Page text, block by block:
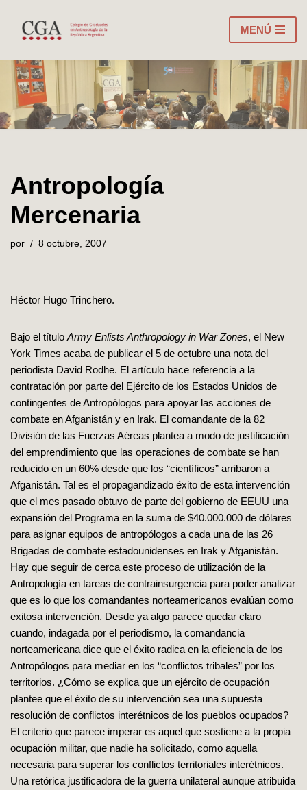
contenido
MENÚ
Antropología
Mercenaria
por 8 octubre, 2007
Héctor Hugo Trinchero.
Bajo el título Army Enlists Anthropology in War Zones, el New
York Times acaba de publicar el 5 de octubre una nota del
periodista David Rodhe. El artículo hace referencia a la
contratación por parte del Ejército de los Estados Unidos de
contingentes de Antropólogos para apoyar las acciones de
combate en Afganistán y en Irak. El comandante de la 82
División de las Fuerzas Aéreas plantea a modo de justificación
del emprendimiento que las operaciones de combate se han
reducido en un 60% desde que los “científicos” arribaron a
Afganistán. Tal es el propagandizado éxito de esta intervención
que el mes pasado obtuvo de parte del gobierno de EEUU una
expansión del Programa en la suma de $40.000.000 de dólares
para asignar equipos de antropólogos a cada una de las 26
Brigadas de combate estadounidenses en Irak y Afganistán.
Hay que seguir de cerca este proceso de utilización de la
Antropología en tareas de contrainsurgencia para poder analizar
que es lo que los comandantes norteamericanos evalúan como
exitosa intervención. Desde ya algo parece quedar claro
cuando, indagada por el periodismo, la comandancia
norteamericana dice que el éxito radica en la eficiencia de los
Antropólogos para mediar en los “conflictos tribales” por los
territorios. ¿Cómo se explica que un ejército de ocupación
plantee que el éxito de su intervención sea una supuesta
resolución de conflictos interétnicos de los pueblos ocupados?
El criterio que parece imperar es aquel que sostiene a la propia
ocupación militar, que nadie ha solicitado, como aquella
necesaria para superar los conflictos territoriales interétnicos.
Una retórica justificadora de la guerra unilateral aunque atribuida